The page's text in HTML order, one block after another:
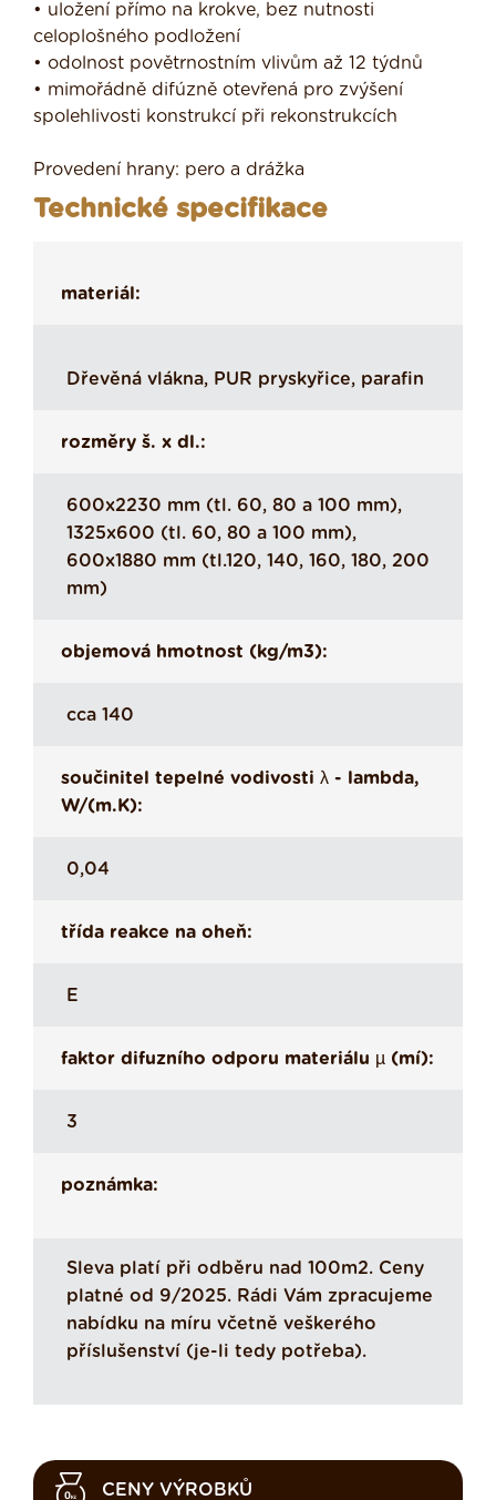
• uložení přímo na krokve, bez nutnosti
celoplošného podložení
• odolnost povětrnostním vlivům až 12 týdnů
• mimořádně difúzně otevřená pro zvýšení
spolehlivosti konstrukcí při rekonstrukcích
Provedení hrany: pero a drážka
Technické specifikace
materiál:
Dřevěná vlákna, PUR pryskyřice, parafin
rozměry š. x dl.:
600x2230 mm (tl. 60, 80 a 100 mm),
1325x600 (tl. 60, 80 a 100 mm),
600x1880 mm (tl.120, 140, 160, 180, 200
mm)
objemová hmotnost (kg/m3):
cca 140
součinitel tepelné vodivosti λ - lambda,
W/(m.K):
0,04
třída reakce na oheň:
E
faktor difuzního odporu materiálu µ (mí):
3
poznámka:
Sleva platí při odběru nad 100m2. Ceny
platné od 9/2025. Rádi Vám zpracujeme
nabídku na míru včetně veškerého
příslušenství (je-li tedy potřeba).
CENY VÝROBKŮ